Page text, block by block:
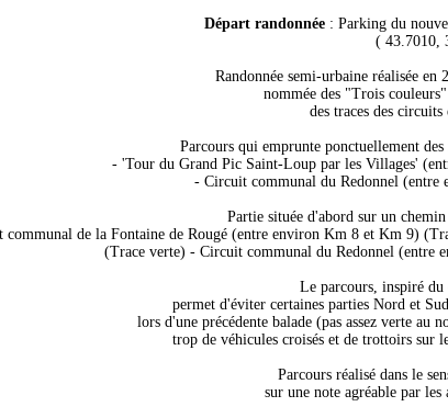
Départ randonnée : Parking du
( 43.7010,
Randonnée semi-urbaine réalisée en
nommée des "Trois
des traces des
Parcours qui emprunte ponctuellement
- 'Tour du Grand Pic Saint-Loup par les Villages'
- Circuit communal du Redonnel
Partie située d'abord sur un
communal de la Fontaine de Rougé (entre environ Km 8 et Km 9)
(Trace verte) - Circuit communal du Redonnel (entre
Le parcours, inspiré
permet d'éviter certaines parties Nord et
lors d'une précédente balade (pas assez verte au
trop de véhicules croisés et de trottoirs sur
Parcours réalisé dans le
sur une note agréable par les